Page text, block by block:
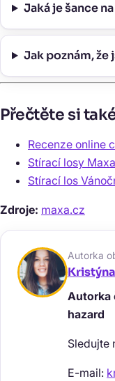
Jaká je šance
Jak poznám, že
Přečtěte si
Recenze online
Stírací losy Maxa
Stírací los
Zdroje: maxa.cz
Autorka
Autorka
hazard
Sledujte
E-mail: